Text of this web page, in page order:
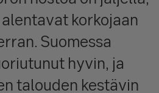
korkojaan
Suomessa
hyvin, ja
talouden kestävin